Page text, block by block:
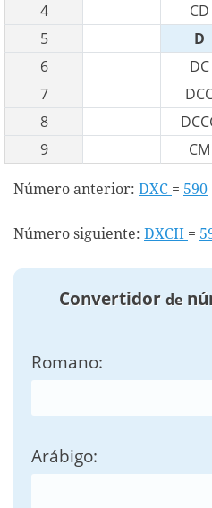
4
CD
5
D
6
DC
7
8
9
CM
Número anterior: DXC = 590
Número siguiente: DXCII =
Convertidor de
Romano:
Arábigo: